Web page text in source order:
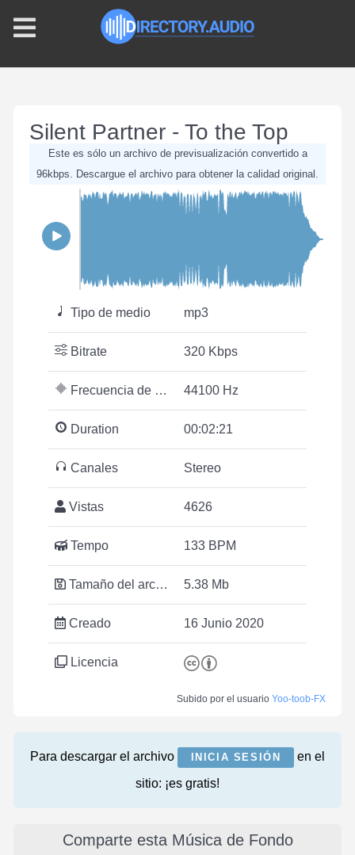
Silent Partner - To the Top
Este es sólo un archivo de previsualización convertido a
96kbps. Descargue el archivo para obtener la calidad original.
Tipo de medio mp3
Bitrate 320 Kbps
Frecuencia de muestreo 44100 Hz
Duration 00:02:21
Canales Stereo
Vistas 4626
Tempo 133 BPM
Tamaño del archivo 5.38 Mb
Creado 16 Junio 2020
Licencia
Subido por el usuario Yoo-toob-FX
Para descargar el archivo INICIA SESIÓN
en el
sitio: ¡es gratis!
Comparte esta Música de Fondo